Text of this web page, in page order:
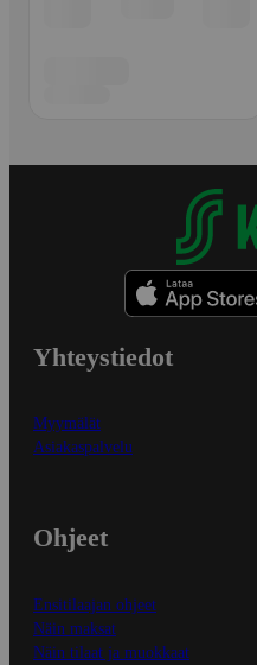
Yhteystiedot
Myymälät
Asiakaspalvelu
Ohjeet
Ensitilaajan ohjeet
Näin maksat
Näin tilaat ja muokkaat